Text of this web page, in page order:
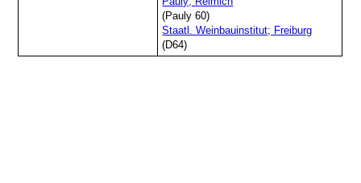
(Pauly 60)
Staatl. Weinbauinstitut; Freiburg
(D64)